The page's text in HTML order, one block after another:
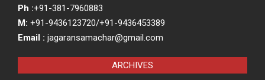
Ph :+91-381-7960883
M: +91-9436123720/+91-9436453389
Email : jagaransamachar@gmail.com
ARCHIVES